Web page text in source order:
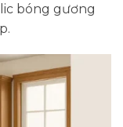
bóng gương